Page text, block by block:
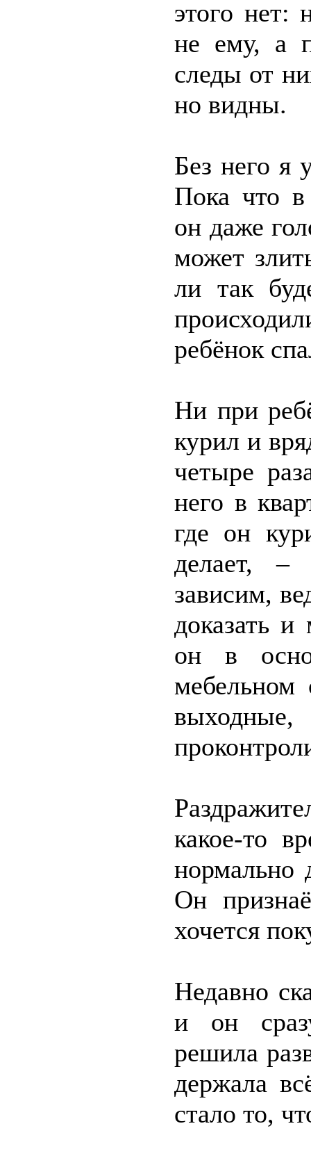
этого нет:
не ему, а
следы от
но видны.
Без него я
Пока что
он даже
может
ли так
ребёнок
Ни при
курил и
четыре
него в
где он
делает, –
зависим,
доказать
он в
мебельном
какое-то
нормально
Он
хочется
Недавно
и он
решила
держала
стало то,